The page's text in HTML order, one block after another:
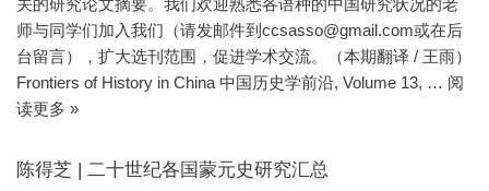
师与同学们加入我们（请发邮件到ccsasso@gmail.com或在后
台留言），扩大选刊范围，促进学术交流。（本期翻译 / 王雨）
Frontiers of History in China 中国历史学前沿, Volume 13, … 阅
读更多 »
陈得芝 | 二十世纪各国蒙元史研究汇总